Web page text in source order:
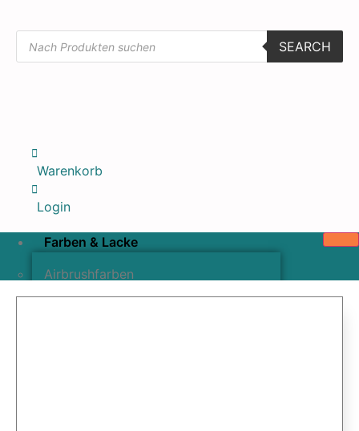
Products
search
SEARCH
Warenkorb
Login
Farben & Lacke
Airbrushfarben
Pinselfarben & Farbsätze